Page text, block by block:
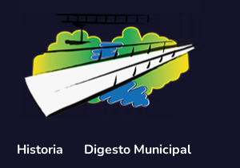
contenido
Historia Digesto Municipal